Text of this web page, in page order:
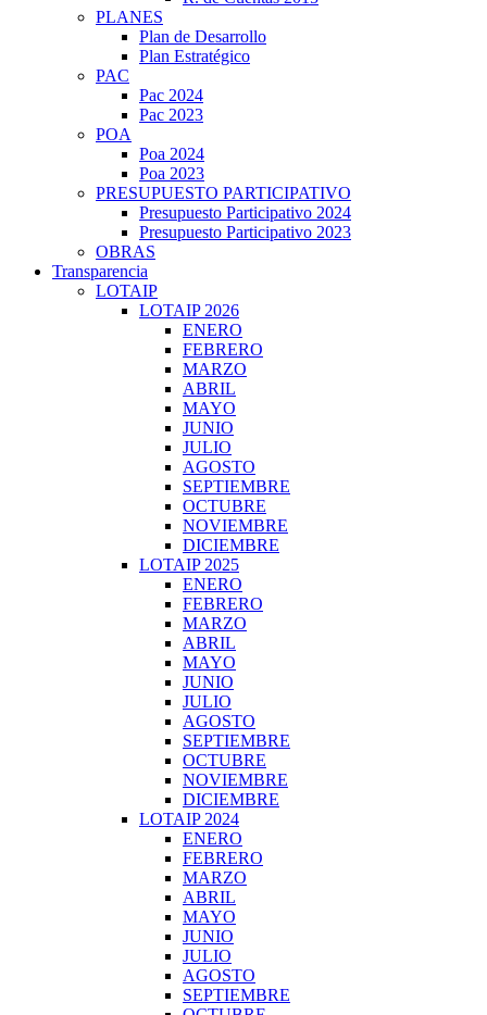
PLANES
Plan de Desarrollo
Plan Estratégico
PAC
Pac 2024
Pac 2023
POA
Poa 2024
Poa 2023
PRESUPUESTO PARTICIPATIVO
Presupuesto Participativo 2024
Presupuesto Participativo 2023
OBRAS
Transparencia
LOTAIP
LOTAIP 2026
ENERO
FEBRERO
MARZO
ABRIL
MAYO
JUNIO
JULIO
AGOSTO
SEPTIEMBRE
OCTUBRE
NOVIEMBRE
DICIEMBRE
LOTAIP 2025
ENERO
FEBRERO
MARZO
ABRIL
MAYO
JUNIO
JULIO
AGOSTO
SEPTIEMBRE
OCTUBRE
NOVIEMBRE
DICIEMBRE
LOTAIP 2024
ENERO
FEBRERO
MARZO
ABRIL
MAYO
JUNIO
JULIO
AGOSTO
SEPTIEMBRE